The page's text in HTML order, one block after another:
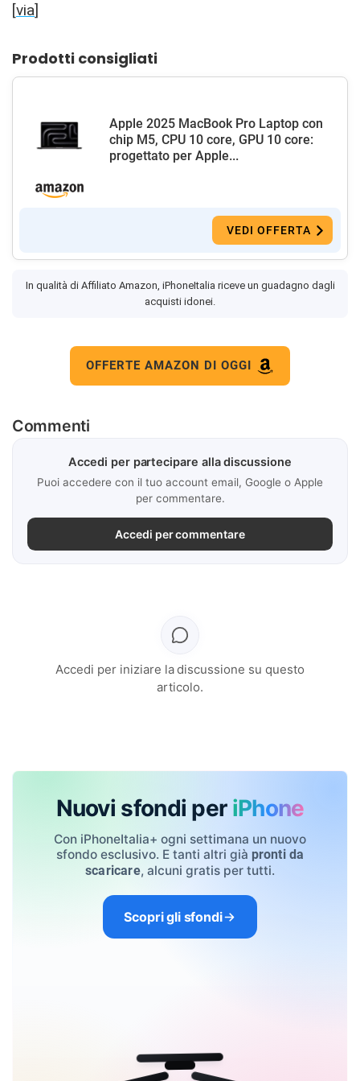
[via]
Prodotti consigliati
Apple 2025 MacBook Pro Laptop con
chip M5, CPU 10 core, GPU 10 core:
progettato per Apple...
VEDI OFFERTA
In qualità di Affiliato Amazon, iPhoneItalia riceve un guadagno dagli
acquisti idonei.
OFFERTE AMAZON DI OGGI
Commenti
Accedi per partecipare alla discussione
Puoi accedere con il tuo account email, Google o Apple
per commentare.
Accedi per commentare
Accedi per iniziare la discussione su questo
articolo.
Nuovi sfondi per iPhone
Con iPhoneItalia+ ogni settimana un nuovo
sfondo esclusivo. E tanti altri già pronti da
scaricare, alcuni gratis per tutti.
Scopri gli sfondi